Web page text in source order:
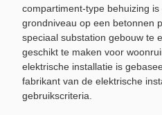
compartiment-type behuizing
grondniveau op een betonnen
speciaal substation gebouw te
geschikt te maken voor
elektrische installatie is
fabrikant van de elektrische
gebruikscriteria.